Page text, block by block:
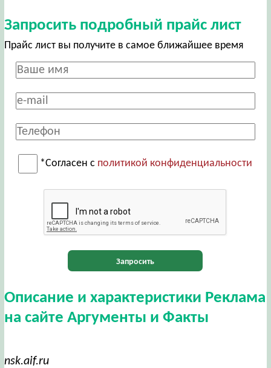
Запросить подробный прайс лист
Прайс лист вы получите в самое ближайшее время
*Согласен с политикой конфиденциальности
Запросить
Описание и характеристики Реклама
на сайте Аргументы и Факты
nsk.aif.ru